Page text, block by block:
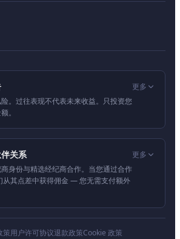
。过往表现不代表未来收益。只投资您
。
更多
关系
身份与精选经纪商合作。当您通过合作
从其点差中获得佣金 — 您无需支付额外
更多
策用户许可协议退款政策Cookie 政策